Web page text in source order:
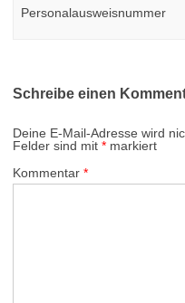
Personalausweisnummer
Schreibe einen
Deine E-Mail-Adresse wird
Felder sind mit * markiert
Kommentar *